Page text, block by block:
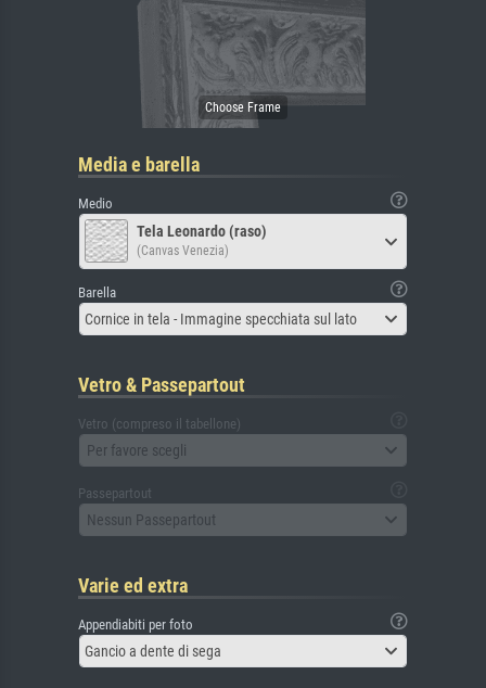
Media e barella
Medio
Tela Leonardo (raso)
(Canvas Venezia)
Barella
Cornice in tela - Immagine specchiata sul lato
Vetro & Passepartout
Vetro (compreso il tabellone)
Per favore scegli
Passepartout
Nessun Passepartout
Varie ed extra
Appendiabiti per foto
Gancio a dente di sega